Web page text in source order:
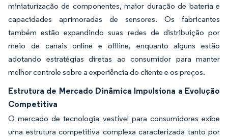
miniaturização de componentes, maior duração de bateria e
capacidades aprimoradas de sensores. Os fabricantes
também estão expandindo suas redes de distribuição por
meio de canais online e offline, enquanto alguns estão
adotando estratégias diretas ao consumidor para manter
melhor controle sobre a experiência do cliente e os preços.
Estrutura de Mercado Dinâmica Impulsiona a Evolução
Competitiva
O mercado de tecnologia vestível para consumidores exibe
uma estrutura competitiva complexa caracterizada tanto por